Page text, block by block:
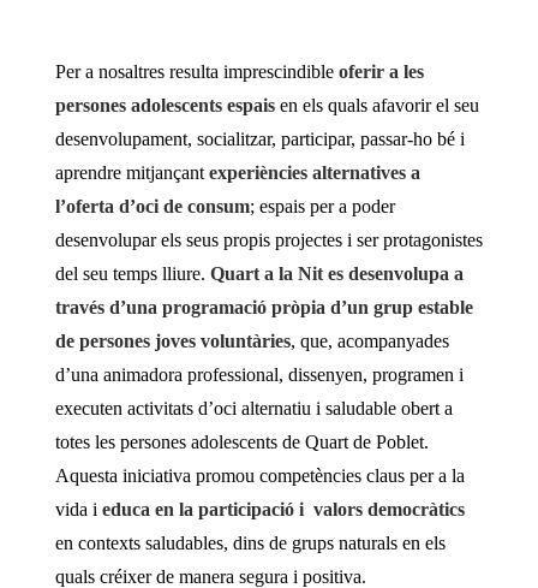
Per a nosaltres resulta imprescindible oferir a les
persones adolescents espais en els quals afavorir el seu
desenvolupament, socialitzar, participar, passar-ho bé i
aprendre mitjançant experiències alternatives a
l’oferta d’oci de consum; espais per a poder
desenvolupar els seus propis projectes i ser protagonistes
del seu temps lliure. Quart a la Nit es desenvolupa a
través d’una programació pròpia d’un grup estable
de persones joves voluntàries, que, acompanyades
d’una animadora professional, dissenyen, programen i
executen activitats d’oci alternatiu i saludable obert a
totes les persones adolescents de Quart de Poblet.
Aquesta iniciativa promou competències claus per a la
vida i educa en la participació i valors democràtics
en contexts saludables, dins de grups naturals en els
quals créixer de manera segura i positiva.